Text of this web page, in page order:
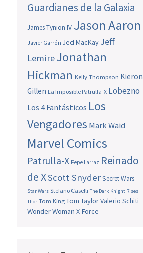
Guardianes de la Galaxia
James Tynion IV Jason Aaron
Javier Garrón Jed MacKay Jeff
LemireJonathan
Hickman Kelly Thompson Kieron
Gillen La Imposible Patrulla-X Lobezno
Los 4 Fantásticos Los
Vengadores Mark Waid
Marvel Comics
Patrulla-X Pepe Larraz Reinado
de XScott SnyderSecret Wars
Star Wars Stefano Caselli The Dark Knight Rises
Thor Tom King Tom TaylorValerio Schiti
Wonder Woman X-Force